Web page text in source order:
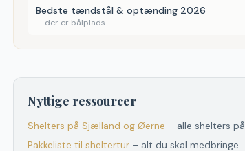
Bedste tændstål & optænding 2026
— der er bålplads
Nyttige ressourcer
Shelters på Sjælland og Øerne – alle shelters på
Pakkeliste til sheltertur – alt du skal medbringe